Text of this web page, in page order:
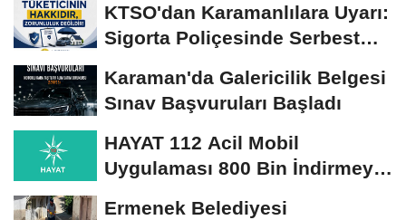
KTSO'dan Karamanlılara Uyarı:
Sigorta Poliçesinde Serbest
Karaman'da Galericilik Belgesi
Sınav Başvuruları Başladı
HAYAT 112 Acil Mobil
Uygulaması 800 Bin İndirmeyi
Ermenek Belediyesi